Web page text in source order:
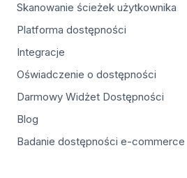
Skanowanie ścieżek użytkownika
Platforma dostępności
Integracje
Oświadczenie o dostępności
Darmowy Widżet Dostępności
Blog
Badanie dostępności e-commerce